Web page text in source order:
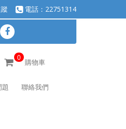
電話：22751314
0
購物車
題 聯絡我們